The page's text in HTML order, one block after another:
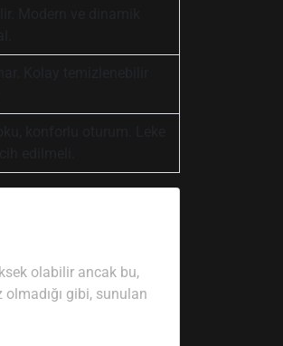
olabilir ancak bu,
gibi, sunulan